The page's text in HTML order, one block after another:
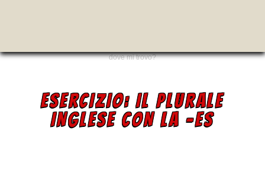
dove mi trovo?
ESERCIZIO: IL PLURALE
INGLESE CON LA -ES